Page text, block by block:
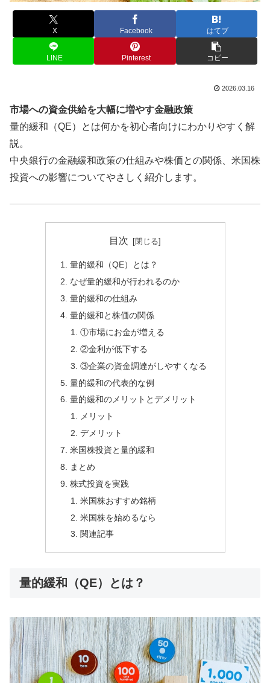
X Facebook はてブ
LINE Pinterest コピー
2026.03.16
市場への資金供給を大幅に増やす金融政策
量的緩和（QE）とは何かを初心者向けにわかりやすく解
説。
中央銀行の金融緩和政策の仕組みや株価との関係、米国株
投資への影響についてやさしく紹介します。
目次
量的緩和（QE）とは？
なぜ量的緩和が行われるのか
量的緩和の仕組み
量的緩和と株価の関係
①市場にお金が増える
②金利が低下する
③企業の資金調達がしやすくなる
量的緩和の代表的な例
量的緩和のメリットとデメリット
メリット
デメリット
米国株投資と量的緩和
まとめ
株式投資を実践
米国株おすすめ銘柄
米国株を始めるなら
関連記事
量的緩和（QE）とは？